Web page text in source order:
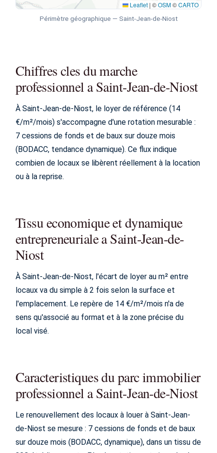
Leaflet | ©OSM©CARTO
Périmètre géographique — Saint-Jean-de-Niost
Chiffres cles du marche
professionnel a Saint-Jean-de-Niost
À Saint-Jean-de-Niost, le loyer de référence (14
€/m²/mois) s'accompagne d'une rotation mesurable :
7 cessions de fonds et de baux sur douze mois
(BODACC, tendance dynamique). Ce flux indique
combien de locaux se libèrent réellement à la location
ou à la reprise.
Tissu economique et dynamique
entrepreneuriale a Saint-Jean-de-
Niost
À Saint-Jean-de-Niost, l'écart de loyer au m² entre
locaux va du simple à 2 fois selon la surface et
l'emplacement. Le repère de 14 €/m²/mois n'a de
sens qu'associé au format et à la zone précise du
local visé.
Caracteristiques du parc immobilier
professionnel a Saint-Jean-de-Niost
Le renouvellement des locaux à louer à Saint-Jean-
de-Niost se mesure : 7 cessions de fonds et de baux
sur douze mois (BODACC, dynamique), dans un tissu de